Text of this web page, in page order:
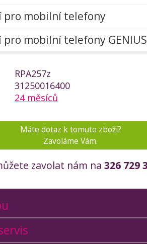
pro mobilní telefony
mobilní telefony GENIUS
RPA257z
31250016400
24 měsíců
Máte dotaz k tomuto zboží?
Zavoláme Vám.
zavolat nám na 326 729